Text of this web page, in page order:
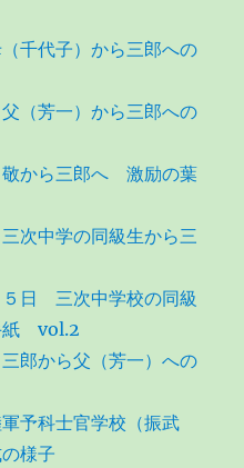
千代子）から三郎への
（芳一）から三郎への
から三郎へ 激励の葉
次中学の同級生から三
５日 三次中学校の同級
紙 vol.2
郎から父（芳一）への
予科士官学校（振武
様子